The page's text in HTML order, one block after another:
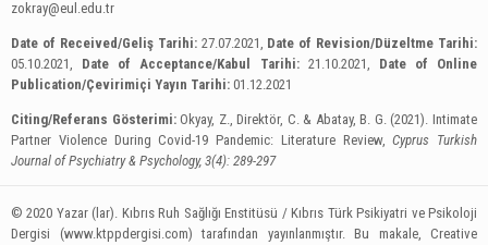
zokray@eul.edu.tr
Date of Received/Geliş Tarihi: 27.07.2021, Date of Revision/Düzeltme Tarihi:
05.10.2021, Date of Acceptance/Kabul Tarihi: 21.10.2021, Date of Online
Publication/Çevirimiçi Yayın Tarihi: 01.12.2021
Citing/Referans Gösterimi:Okyay, Z., Direktör, C. & Abatay, B. G. (2021). Intimate
Partner Violence During Covid-19 Pandemic: Literature Review,Cyprus Turkish
Journal of Psychiatry & Psychology, 3(4): 289-297
© 2020 Yazar (lar). Kıbrıs Ruh Sağlığı Enstitüsü / Kıbrıs Türk Psikiyatri ve Psikoloji
Dergisi (www.ktppdergisi.com) tarafından yayınlanmıştır. Bu makale, Creative